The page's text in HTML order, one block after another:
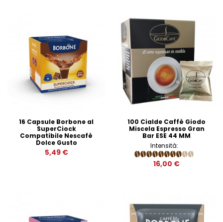
16 Capsule Borbone al
SuperCiock
Compatibile Nescafè
Dolce Gusto
5,49 €
100 Cialde Caffè Giodo
Miscela Espresso Gran
Bar ESE 44 MM
Intensità:
16,00 €